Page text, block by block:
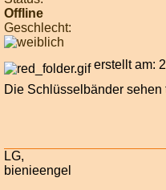
Offline
Geschlecht:
erstellt am:
Die Schlüsselbänder sehen
LG,
bienieengel